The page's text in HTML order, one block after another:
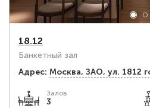
18.12
Банкетный зал
Адрес: Москва, ЗАО, ул. 1812
Залов
3